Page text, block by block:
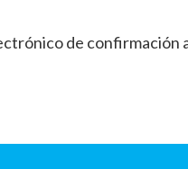
de